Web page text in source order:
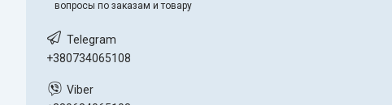
вопросы по заказам и товару
+380734065108